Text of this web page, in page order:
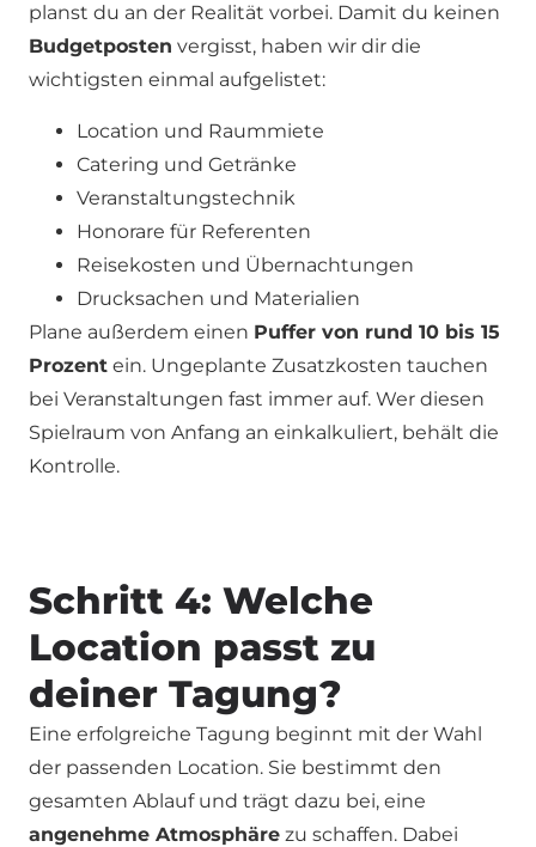
planst du an der Realität vorbei. Damit du keinen
Budgetposten vergisst, haben wir dir die
wichtigsten einmal aufgelistet:
Location und Raummiete
Catering und Getränke
Veranstaltungstechnik
Honorare für Referenten
Reisekosten und Übernachtungen
Drucksachen und Materialien
Plane außerdem einen Puffer von rund 10 bis 15
Prozent ein. Ungeplante Zusatzkosten tauchen
bei Veranstaltungen fast immer auf. Wer diesen
Spielraum von Anfang an einkalkuliert, behält die
Kontrolle.
Schritt 4: Welche
Location passt zu
deiner Tagung?
Eine erfolgreiche Tagung beginnt mit der Wahl
der passenden Location. Sie bestimmt den
gesamten Ablauf und trägt dazu bei, eine
angenehme Atmosphäre zu schaffen. Dabei